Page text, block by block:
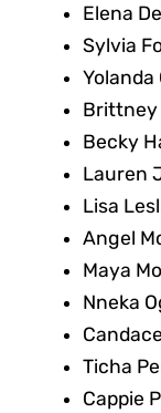
Elena
Sylvia
Brittney
Becky
Lauren
Lisa
Angel
Maya
Nneka
Ticha
Cappie